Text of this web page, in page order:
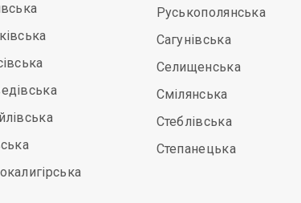
Руськополянська
Сагунівська
Селищенська
Смілянська
Стеблівська
Степанецька